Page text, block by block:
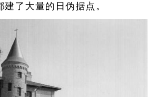
了大量的日伪据点。